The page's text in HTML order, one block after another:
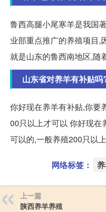
鲁西高腿小尾寒羊是我国
业部重点推广的养殖项目,
就是山东的鲁西南地区,随
山东省对养羊有补贴吗
你好现在养羊有补贴,你要
00只以上才可以 你好现
可以的,一般养殖200只以
网络标签：
上一篇
陕西养羊养殖